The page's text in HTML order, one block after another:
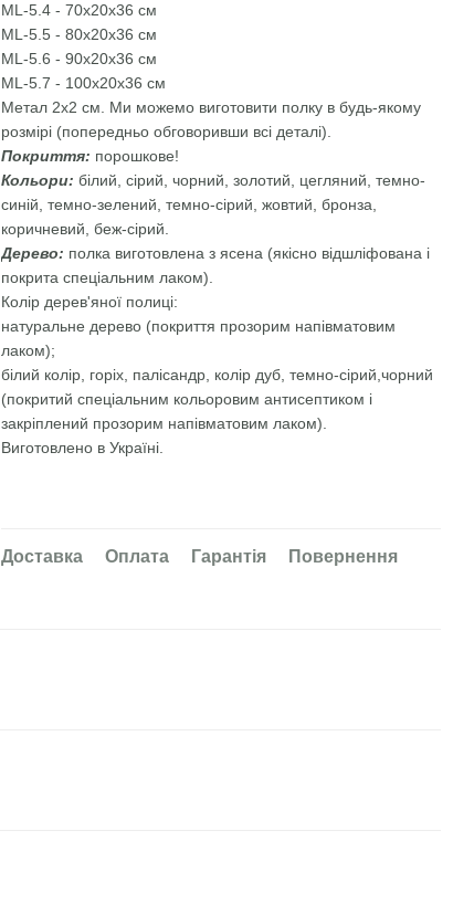
ML-5.4 - 70х20х36 см
ML-5.5 - 80х20х36 см
ML-5.6 - 90x20x36 см
ML-5.7 - 100x20x36 см
Метал 2х2 см. Ми можемо виготовити полку в будь-якому
розмірі (попередньо обговоривши всі деталі).
Покриття: порошкове!
Кольори: білий, сірий, чорний, золотий, цегляний, темно-
синій, темно-зелений, темно-сірий, жовтий, бронза,
коричневий, беж-сірий.
Дерево: полка виготовлена з ясена (якісно відшліфована і
покрита спеціальним лаком).
Колір дерев'яної полиці:
натуральне дерево (покриття прозорим напівматовим
лаком);
білий колір, горіх, палісандр, колір дуб, темно-сірий,чорний
(покритий спеціальним кольоровим антисептиком і
закріплений прозорим напівматовим лаком).
Виготовлено в Україні.
Доставка Оплата Гарантія Повернення